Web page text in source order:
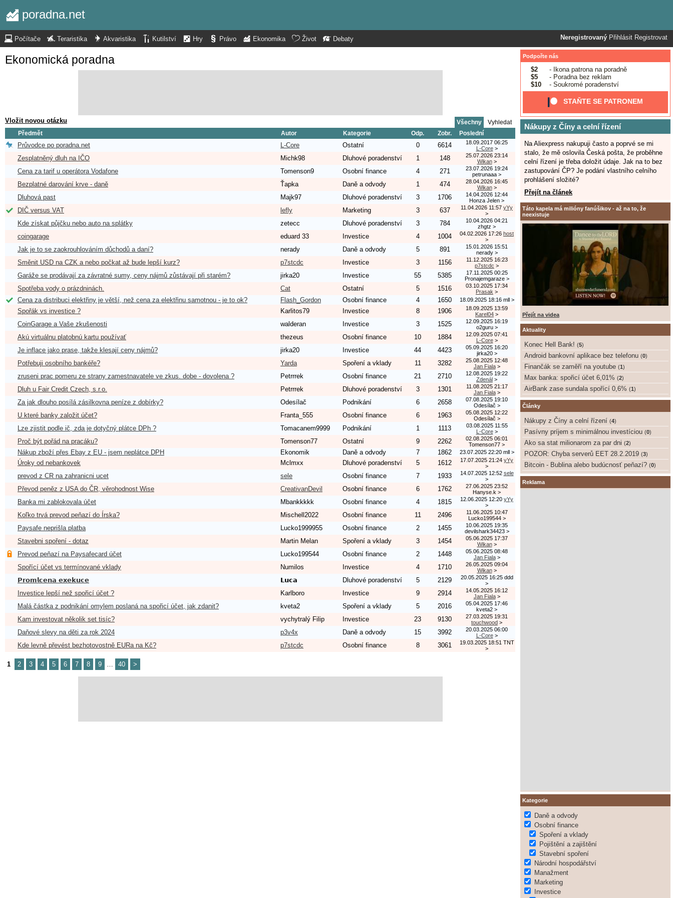
poradna.net
Neregistrovaný Přihlásit Registrovat
Počítače Teraristika Akvaristika Kutilství Hry Právo Ekonomika Život Debaty
Ekonomická poradna
Vložit novou otázku Všechny
Vyhledat
Předmět
Autor Kategorie Odp. Zobr. Poslední
Průvodce po poradna.net L-Core Ostatní 0 6614
18.09.2017 06:25
L-Core >
Zesplatněný dluh na IČO Michk98 Dluhové poradenství 1 148
25.07.2026 23:14
Wikan >
Cena za tarif u operátora Vodafone Tomenson9 Osobní finance 4 271
23.07.2026 19:24
petrunaaa >
Bezplatné darování krve - daně Ťapka Daně a odvody 1 474
28.04.2026 16:45
Wikan >
Dluhová past Majk97 Dluhové poradenství 3 1706
14.04.2026 12:44
Honza Jelen >
DIČ versus VAT lefly Marketing 3 637 11.04.2026 11:57 yYy
>
Kde získat půjčku nebo auto na splátky zetecc Dluhové poradenství 3 784
10.04.2026 04:21
zhgtz >
coingarage eduard 33 Investice 4 1004 04.02.2026 17:26 host
>
Jak je to se zaokrouhlováním důchodů a daní? nerady Daně a odvody 5 891
15.01.2026 15:51
nerady >
Směnit USD na CZK a nebo počkat až bude lepší kurz? p7stcdc Investice 3 1156
11.12.2025 16:23
p7stcdc >
Garáže se prodávají za závratné sumy, ceny nájmů zůstávají při starém? jirka20 Investice 55 5385
17.11.2025 00:25
Pronajemgaraze >
Spotřeba vody o prázdninách. Cat Ostatní 5 1516
03.10.2025 17:34
Prasak >
Cena za distribuci elektřiny je větší, než cena za elektřinu samotnou - je to ok? Flash_Gordon Osobní finance 4 1650 18.09.2025 18:16mll >
Spořák vs investice ? Karlitos79 Investice 8 1906
18.09.2025 13:59
Karel04 >
CoinGarage a Vaše zkušenosti walderan Investice 3 1525
12.09.2025 16:19
o2guru >
Akú virtuálnu platobnú kartu používať thezeus Osobní finance 10 1884
12.09.2025 07:41
L-Core >
Je inflace jako prase, takže klesají ceny nájmů? jirka20 Investice 44 4423
05.09.2025 16:20
jirka20 >
Potřebuji osobního bankéře? Yarda Spoření a vklady 11 3282
25.08.2025 12:48
Jan Fiala >
zruseni prac pomeru ze strany zamestnavatele ve zkus. dobe - dovolena ? Petrrrek Osobní finance 21 2710
12.08.2025 19:22
Zdenál >
Dluh u Fair Credit Czech, s.r.o. Petrrrek Dluhové poradenství 3 1301
11.08.2025 21:17
Jan Fiala >
Za jak dlouho posílá zásilkovna peníze z dobírky? Odesílač Podnikání 6 2658
07.08.2025 19:10
Odesílač >
U které banky založit účet? Franta_555 Osobní finance 6 1963
05.08.2025 12:22
Odesílač >
Lze zjistit podle ič, zda je dotyčný plátce DPh ? Tomacanem9999 Podnikání 1 1113
03.08.2025 11:55
L-Core >
Proč být pořád na pracáku? Tomenson77 Ostatní 9 2262
02.08.2025 06:01
Tomenson77 >
Nákup zboží přes Ebay z EU - jsem neplátce DPH Ekonomik Daně a odvody 7 1862 23.07.2025 22:20mll >
Úroky od nebankovek Mclmxx Dluhové poradenství 5 1612 17.07.2025 21:24 yYy
>
prevod z CR na zahranicni ucet sele Osobní finance 7 1933 14.07.2025 12:52 sele
>
Převod peněz z USA do ČR, věrohodnost Wise CreativanDevil Osobní finance 6 1762
27.06.2025 23:52
Hanyse.k >
Banka mi zablokovala účet Mbankkkkk Osobní finance 4 1815 12.06.2025 12:20 yYy
>
Koľko trvá prevod peňazí do Írska? Mischell2022 Osobní finance 11 2496
11.06.2025 10:47
Lucko199544 >
Paysafe neprišla platba Lucko1999955 Osobní finance 2 1455
10.06.2025 19:35
devilshark34423 >
Stavebni spoření - dotaz Martin Melan Spoření a vklady 3 1454
05.06.2025 17:37
Wikan >
Prevod peňazí na Paysafecard účet Lucko199544 Osobní finance 2 1448
05.06.2025 08:48
Jan Fiala >
Spořící účet vs termínované vklady Numilos Investice 4 1710
26.05.2025 09:04
Wikan >
𝗣𝗿𝗼𝗺𝗹𝗰𝗲𝗻𝗮 𝗲𝘅𝗲𝗸𝘂𝗰𝗲 𝗟𝘂𝗰𝗮 Dluhové poradenství 5 2129 20.05.2025 16:25ddd
>
Investice lepší než spořicí účet ? Karlboro Investice 9 2914
14.05.2025 16:12
Jan Fiala >
Malá částka z podnikání omylem poslaná na spořicí účet, jak zdanit? kveta2 Spoření a vklady 5 2016
05.04.2025 17:46
kveta2 >
Kam investovat několik set tisíc? vychytralý Filip Investice 23 9130
27.03.2025 19:31
touchwood >
Daňové slevy na děti za rok 2024 p3v4x Daně a odvody 15 3992
20.03.2025 06:00
L-Core >
Kde levně převést bezhotovostně EURa na Kč? p7stcdc Osobní finance 8 3061 19.03.2025 18:51 TNT
>
1 2 3 4 5 6 7 8 9 40 >
Podpořte nás
$2
- Ikona patrona na poradně
$5
- Poradna bez reklam
$10
- Soukromé poradenství
STAŇTE SE PATRONEM
Nákupy z Číny a celní řízení
Na Aliexpress nakupuji často a poprvé se mi
stalo, že mě oslovila Česká pošta, že proběhne
celní řízení je třeba doložit údaje. Jak na to bez
zastupování ČP? Je podání vlastního celního
prohlášení složité?
Přejít na článek
Táto kapela má milióny fanúšikov - až na to, že
neexistuje
Přejít na videa
Aktuality
Konec Hell Bank! (5)
Android bankovní aplikace bez telefonu (0)
Finančák se zaměří na youtube (1)
Max banka: spořicí účet 6,01% (2)
AirBank zase sundala spořící 0,6% (1)
Články
Nákupy z Číny a celní řízení (4)
Pasívny príjem s minimálnou investíciou (0)
Ako sa stat milionarom za par dni (2)
POZOR: Chyba serverů EET 28.2.2019 (3)
Bitcoin - Bublina alebo budúcnosť peňazí? (0)
Reklama
Kategorie
Daně a odvody
Osobní finance
Spoření a vklady
Pojištění a zajištění
Stavební spoření
Národní hospodářství
Manažment
Marketing
Investice